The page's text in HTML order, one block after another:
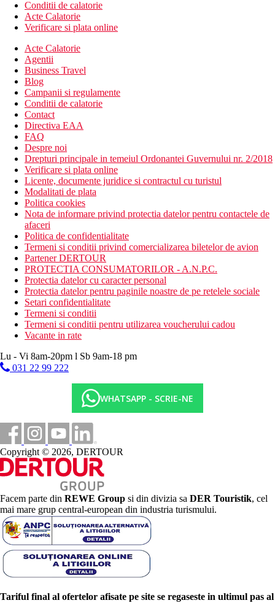
Conditii de calatorie
Acte Calatorie
Verificare si plata online
Acte Calatorie
Agentii
Business Travel
Blog
Campanii si regulamente
Conditii de calatorie
Contact
Directiva EAA
FAQ
Despre noi
Drepturi principale in temeiul Ordonantei Guvernului nr. 2/2018
Verificare si plata online
Licente, documente juridice si contractul cu turistul
Modalitati de plata
Politica cookies
Nota de informare privind protectia datelor pentru contactele de
afaceri
Politica de confidentialitate
Termeni si conditii privind comercializarea biletelor de avion
Partener DERTOUR
PROTECTIA CONSUMATORILOR - A.N.P.C.
Protectia datelor cu caracter personal
Protectia datelor pentru paginile noastre de pe retelele sociale
Setari confidentialitate
Termeni si conditii
Termeni si conditii pentru utilizarea voucherului cadou
Vacante in rate
Lu - Vi 8am-20pm l Sb 9am-18 pm
031 22 99 222
WHATSAPP - SCRIE-NE
Copyright © 2026, DERTOUR
Facem parte din REWE Group si din divizia sa DER Touristik, cel
mai mare grup central-european din industria turismului.
Tariful final al ofertelor afisate pe site se regaseste in ultimul pas al